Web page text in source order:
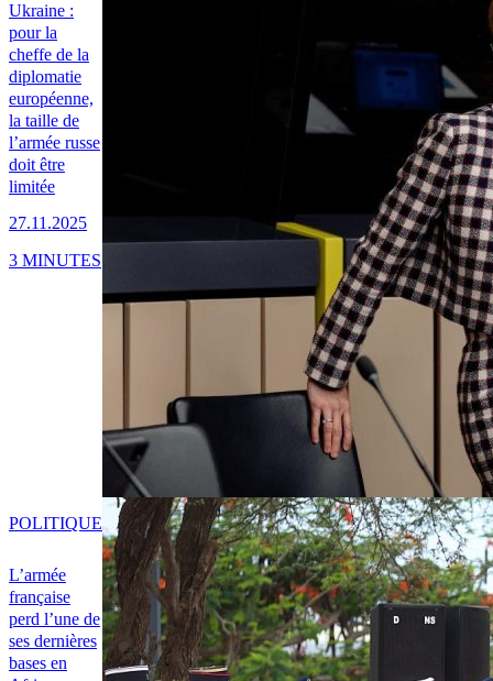
Ukraine :
pour la
cheffe de la
diplomatie
européenne,
la taille de
l’armée russe
doit être
limitée
27.11.2025
3 MINUTES
L’armée
française
perd l’une de
ses dernières
bases en
POLITIQUE